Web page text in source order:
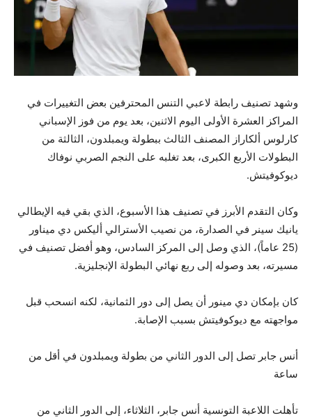
وشهد تصنيف رابطة لاعبي التنس المحترفين بعض التغييرات في
المراكز العشرة الأولى اليوم الاثنين، بعد يوم من فوز الإسباني
كارلوس ألكاراز المصنف الثالث ببطولة ويمبلدون، الثالثة من
البطولات الأربع الكبرى، بعد تغلبه على النجم الصربي نوفاك
ديوكوفيتش.
وكان التقدم الأبرز في تصنيف هذا الأسبوع، الذي بقي فيه الإيطالي
يانيك سينر في الصدارة، من نصيب الأسترالي أليكس دي ميناور
(25 عاماً)، الذي وصل إلى المركز السادس، وهو أفضل تصنيف في
مسيرته، بعد وصوله إلى ربع نهائي البطولة الإنجليزية.
كان بإمكان دي مينور أن يصل إلى دور الثمانية، لكنه انسحب قبل
مواجهته مع ديوكوفيتش بسبب الإصابة.
أنس جابر تصل إلى الدور الثاني من بطولة ويمبلدون في أقل من
ساعة
تأهلت اللاعبة التونسية أنس جابر، الثلاثاء، إلى الدور الثاني من